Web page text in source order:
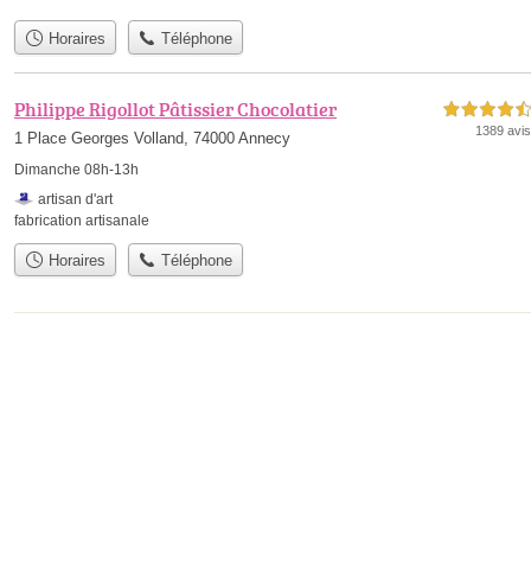
Horaires Téléphone
Philippe Rigollot Pâtissier Chocolatier
1 Place Georges Volland, 74000 Annecy
Dimanche 08h-13h
4,5 étoiles sur 5
1389 avis
artisan d'art
fabrication artisanale
Horaires Téléphone